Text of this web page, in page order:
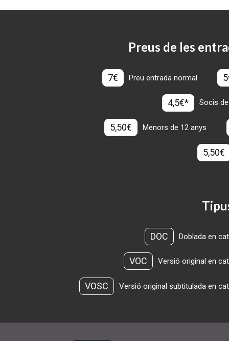
Preus de les
7€ Preu entrada normal
4,5€* Socis
5,50€ Menors de 12 anys
5,50€
DOC Doblada en
VOC Versió original en
VOSC Versió original subtitulada en